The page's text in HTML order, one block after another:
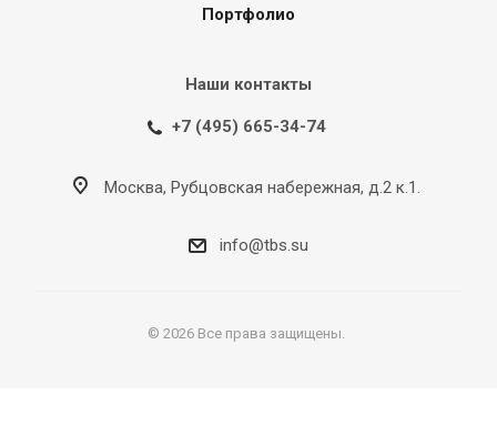
Портфолио
Наши контакты
+7 (495) 665-34-74
Москва, Рубцовская набережная, д.2 к.1.
info@tbs.su
© 2026 Все права защищены.